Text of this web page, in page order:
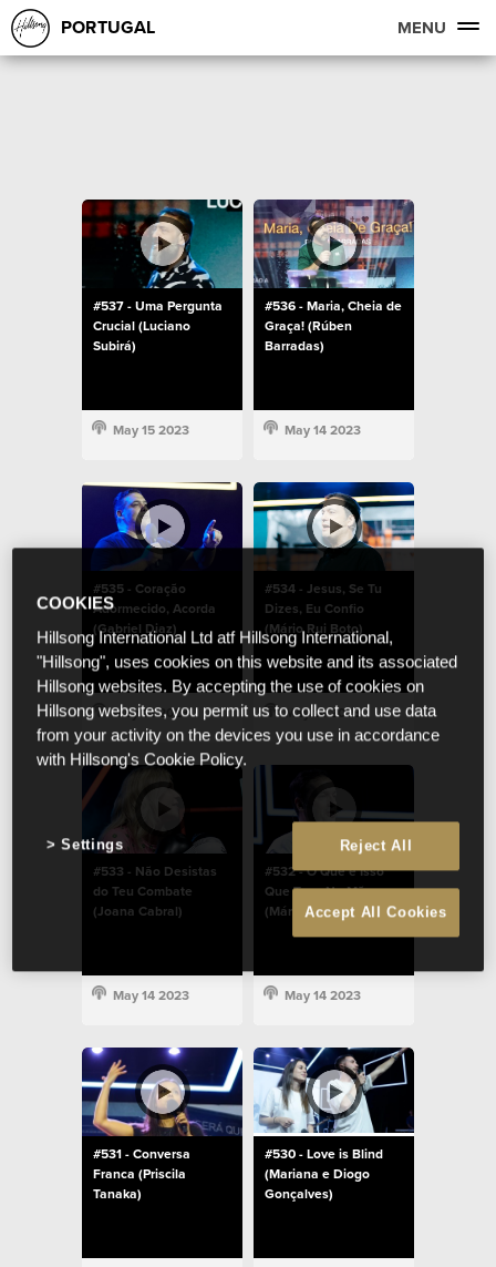
PORTUGAL MENU
#537 - Uma Pergunta
Crucial (Luciano
Subirá)
May 15 2023
#536 - Maria, Cheia de
Graça! (Rúben
Barradas)
May 14 2023
#535 - Coração
Adormecido, Acorda
(Gabriel Diaz)
May 14 2023
#534 - Jesus, Se Tu
Dizes, Eu Confio
(Mário Rui Boto)
May 14 2023
#533 - Não Desistas
do Teu Combate
(Joana Cabral)
May 14 2023
#532 - O Que é Isso
Que Tens Na Mão
(Mário Rui Boto)
May 14 2023
#531 - Conversa
Franca (Priscila
Tanaka)
#530 - Love is Blind
(Mariana e Diogo
Gonçalves)
COOKIES
Hillsong International Ltd atf Hillsong International,
"Hillsong", uses cookies on this website and its associated
Hillsong websites. By accepting the use of cookies on
Hillsong websites, you permit us to collect and use data
from your activity on the devices you use in accordance
with Hillsong's Cookie Policy.
Reject All
Accept All Cookies
Settings